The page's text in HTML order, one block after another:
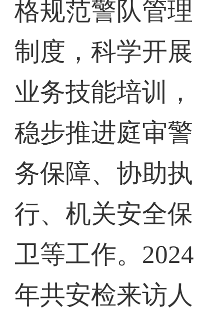
格规范警队管理
制度，科学开展
业务技能培训，
稳步推进庭审警
务保障、协助执
行、机关安全保
卫等工作。2024
年共安检来访人